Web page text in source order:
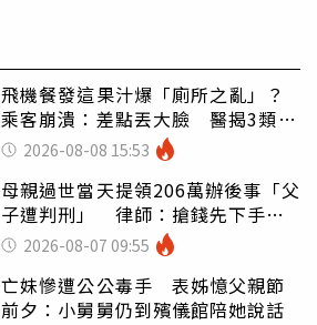
飛機餐發這果汁爆「廁所之亂」？
乘客崩潰：差點丟大臉 醫揭3類人
別亂喝
2026-08-08 15:53
母親過世當天提領206萬辦後事「父
子遭判刑」 律師：搶錢先下手是
罪 2026-08-07 09:55
亡妹慘遭公公毒手 表姊憶父親節
前夕：小舅舅仍到殯儀館陪她說話